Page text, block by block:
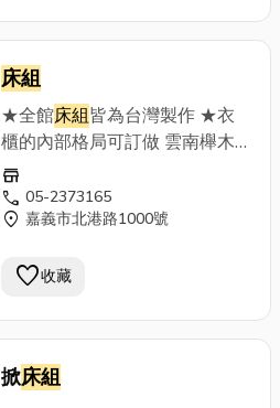
床組
★全館床組皆為台灣製作 ★衣
櫃的內部格局可訂做 雲南櫸木
房間組 貴族灰木紋房間組 雪松
白房間組 雙色現代房間組 淺灰
橡木紋房間組 淺木紋鄉村風房
房間組
store
call 05-2373165
location_on 嘉義市北港路1000號
favorite收藏
掀床組